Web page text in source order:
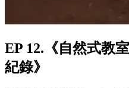
EP 12.《自然式教
紀錄》